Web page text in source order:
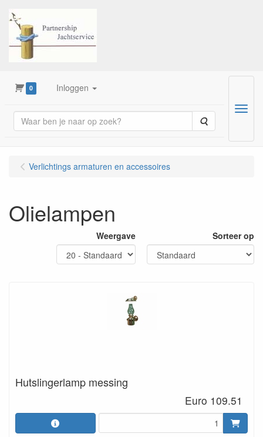
0 Inloggen
Zoeken
Menu
Verlichtings armaturen en accessoires
Olielampen
Weergave Sorteer op
Hutslingerlamp messing
Euro 109.51